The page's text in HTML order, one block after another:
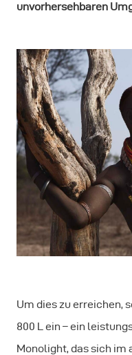
unvorhersehbaren
Um dies zu erreichen,
800 L ein – ein
Monolight, das sich im